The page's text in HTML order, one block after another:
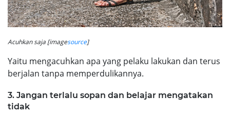
Acuhkan saja [imagesource]
Yaitu mengacuhkan apa yang pelaku lakukan dan terus
berjalan tanpa memperdulikannya.
3. Jangan terlalu sopan dan belajar mengatakan
tidak